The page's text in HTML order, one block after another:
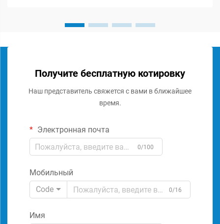
Получите бесплатную котировку
Наш представитель свяжется с вами в ближайшее
время.
Электронная почта
0/100
Мобильный
Code
0/16
Имя